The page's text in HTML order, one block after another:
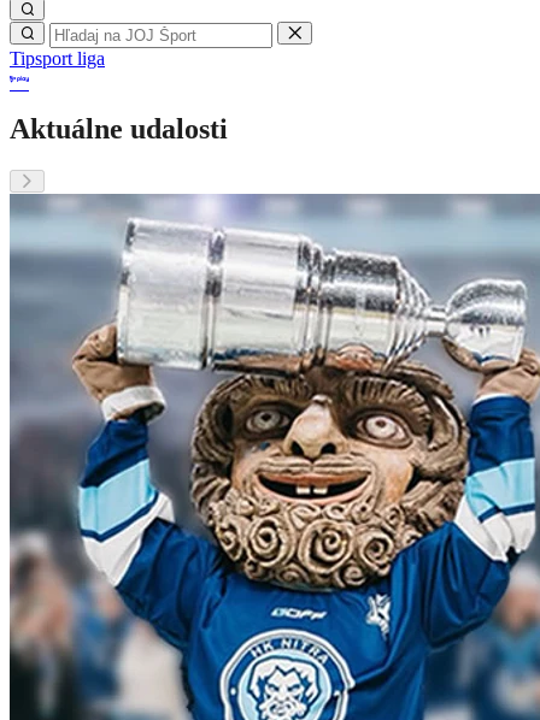
Tipsport liga
Aktuálne udalosti